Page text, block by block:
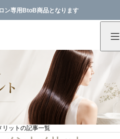
ン専用BtoB商品となります
リットの記事一覧